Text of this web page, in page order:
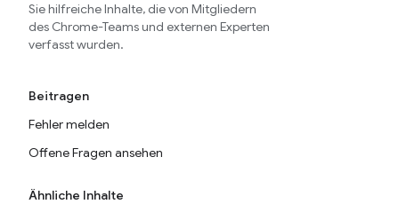
Sie hilfreiche Inhalte, die von Mitgliedern
des Chrome-Teams und externen Experten
verfasst wurden.
Beitragen
Fehler melden
Offene Fragen ansehen
Ähnliche Inhalte